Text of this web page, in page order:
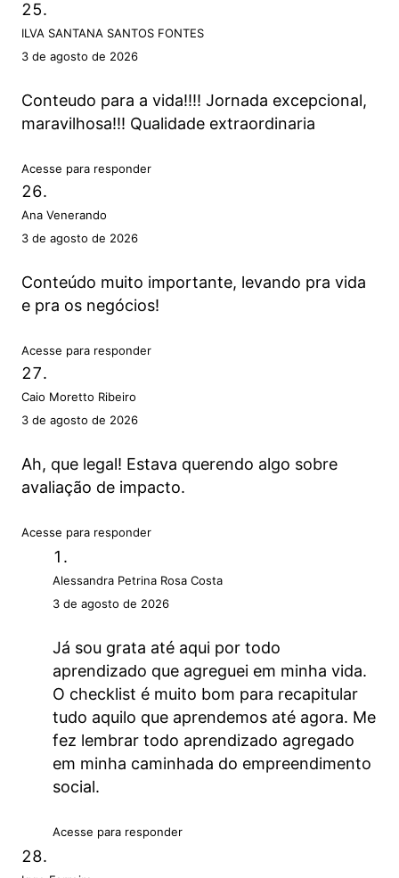
ILVA SANTANA SANTOS FONTES
3 de agosto de 2026
Conteudo para a vida!!!! Jornada excepcional,
maravilhosa!!! Qualidade extraordinaria
Acesse para responder
Ana Venerando
3 de agosto de 2026
Conteúdo muito importante, levando pra vida
e pra os negócios!
Acesse para responder
Caio Moretto Ribeiro
3 de agosto de 2026
Ah, que legal! Estava querendo algo sobre
avaliação de impacto.
Acesse para responder
Alessandra Petrina Rosa Costa
3 de agosto de 2026
Já sou grata até aqui por todo
aprendizado que agreguei em minha vida.
O checklist é muito bom para recapitular
tudo aquilo que aprendemos até agora. Me
fez lembrar todo aprendizado agregado
em minha caminhada do empreendimento
social.
Acesse para responder